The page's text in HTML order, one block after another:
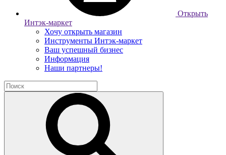
Открыть
Интэк-маркет
Хочу открыть магазин
Инструменты Интэк-маркет
Ваш успешный бизнес
Информация
Наши партнеры!